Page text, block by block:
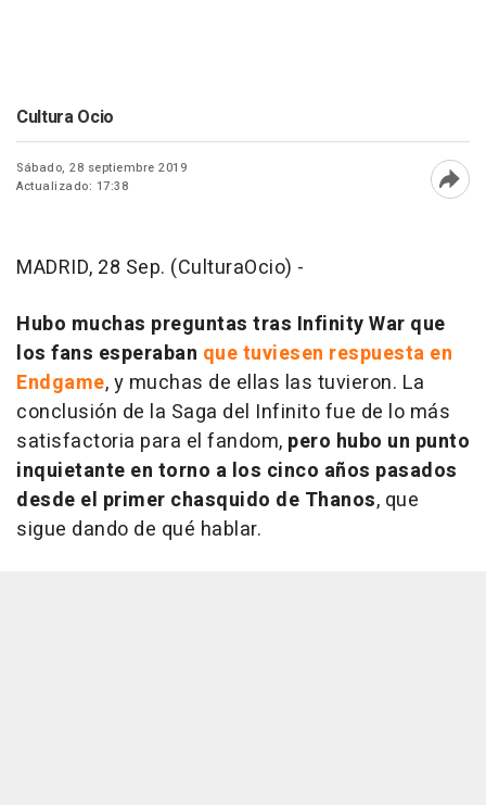
Cultura Ocio
Sábado, 28 septiembre 2019
Actualizado: 17:38
MADRID, 28 Sep. (CulturaOcio) -
Hubo muchas preguntas tras Infinity War que
los fans esperaban que tuviesen respuesta en
Endgame, y muchas de ellas las tuvieron. La
conclusión de la Saga del Infinito fue de lo más
satisfactoria para el fandom, pero hubo un punto
inquietante en torno a los cinco años pasados
desde el primer chasquido de Thanos, que
sigue dando de qué hablar.